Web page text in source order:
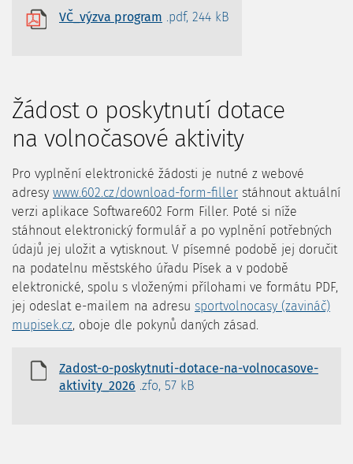
VČ_výzva program .pdf, 244 kB
Žádost o poskytnutí dotace
na volnočasové aktivity
Pro vyplnění elektronické žádosti je nutné z webové
adresy www.602.cz/download-form-filler stáhnout aktuální
verzi aplikace Software602 Form Filler. Poté si níže
stáhnout elektronický formulář a po vyplnění potřebných
údajů jej uložit a vytisknout. V písemné podobě jej doručit
na podatelnu městského úřadu Písek a v podobě
elektronické, spolu s vloženými přílohami ve formátu PDF,
jej odeslat e-mailem na adresu sportvolnocasy (zavináč)
mupisek.cz, oboje dle pokynů daných zásad.
Zadost-o-poskytnuti-dotace-na-volnocasove-
aktivity_2026 .zfo, 57 kB